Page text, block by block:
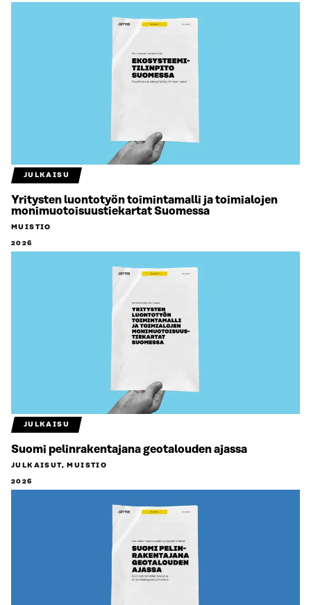
JULKAISU
Yritysten luontotyön toimintamalli ja toimialojen
monimuotoisuustiekartat Suomessa
MUISTIO
2026
JULKAISU
Suomi pelinrakentajana geotalouden ajassa
JULKAISUT, MUISTIO
2026